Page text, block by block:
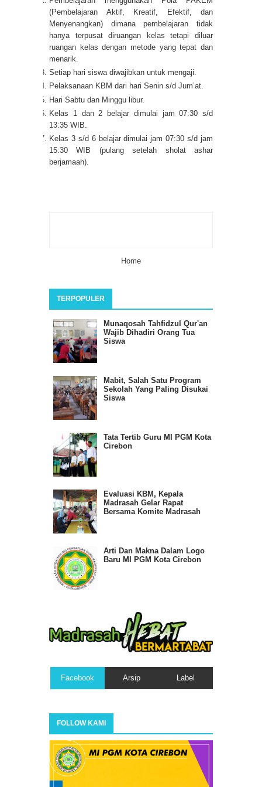
(Pembelajaran Aktif, Kreatif, Efektif, dan
Menyenangkan) dimana pembelajaran tidak
hanya terpusat diruangan kelas tetapi diluar
ruangan kelas dengan metode yang tepat dan
menarik.
Setiap hari siswa diwajibkan untuk mengaji.
Pelaksanaan KBM dari hari Senin s/d Jum’at.
Hari Sabtu dan Minggu libur.
Kelas 1 dan 2 belajar dimulai jam 07:30 s/d
13:35 WIB.
Kelas 3 s/d 6 belajar dimulai jam 07:30 s/d jam
15:30 WIB (pulang setelah sholat ashar
berjamaah).
Home
TERPOPULER
Munaqosah Tahfidzul Qur'an
Wajib Dihadiri Orang Tua
Siswa
Mabit, Salah Satu Program
Sekolah Yang Paling Disukai
Siswa
Tata Tertib Guru MI PGM Kota
Cirebon
Evaluasi KBM, Kepala
Madrasah Gelar Rapat
Bersama Komite Madrasah
Arti Dan Makna Dalam Logo
Baru MI PGM Kota Cirebon
Facebook Arsip Label
FOLLOW KAMI